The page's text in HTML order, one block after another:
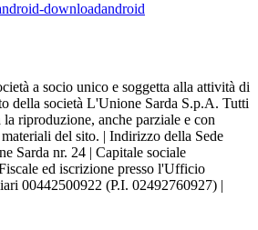
android
a socio unico e soggetta alla attività di
della società L'Unione Sarda S.p.A. Tutti
riproduzione, anche parziale e con
del sito. | Indirizzo della Sede
Sarda nr. 24 | Capitale sociale
ed iscrizione presso l'Ufficio
00442500922 (P.I. 02492760927) |